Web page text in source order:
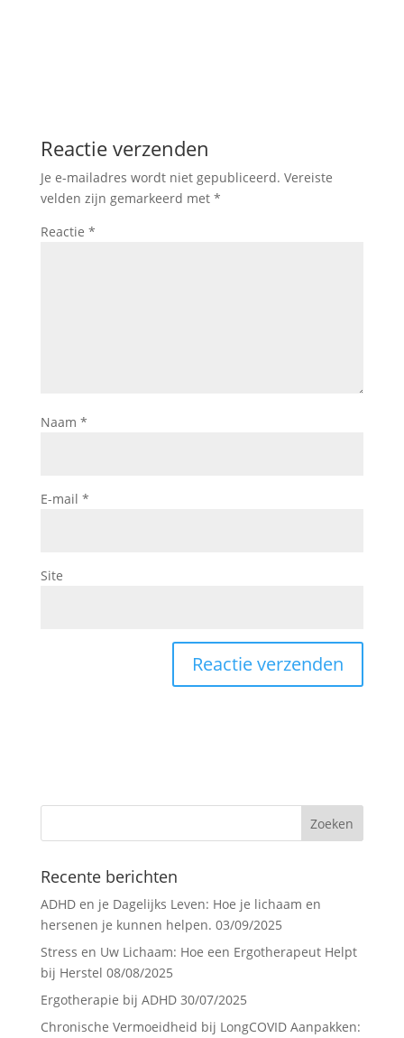
Reactie verzenden
Je e-mailadres wordt niet gepubliceerd. Vereiste
velden zijn gemarkeerd met *
Reactie *
Naam *
E-mail *
Site
Recente berichten
ADHD en je Dagelijks Leven: Hoe je lichaam en
hersenen je kunnen helpen. 03/09/2025
Stress en Uw Lichaam: Hoe een Ergotherapeut Helpt
bij Herstel 08/08/2025
Ergotherapie bij ADHD 30/07/2025
Chronische Vermoeidheid bij LongCOVID Aanpakken: